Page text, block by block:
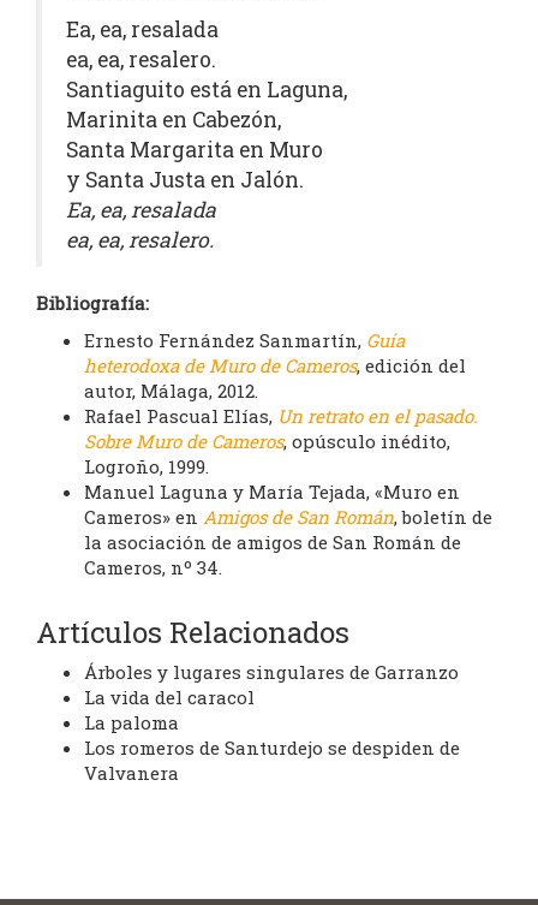
Ea, ea, resalada
ea, ea, resalero.
Santiaguito está en Laguna,
Marinita en Cabezón,
Santa Margarita en Muro
y Santa Justa en Jalón.
Ea, ea, resalada
ea, ea, resalero.
Bibliografía:
Ernesto Fernández Sanmartín, Guía
heterodoxa de Muro de Cameros, edición del
autor, Málaga, 2012.
Rafael Pascual Elías, Un retrato en el pasado.
Sobre Muro de Cameros, opúsculo inédito,
Logroño, 1999.
Manuel Laguna y María Tejada, «Muro en
Cameros» en Amigos de San Román, boletín de
la asociación de amigos de San Román de
Cameros, nº 34.
Artículos Relacionados
Árboles y lugares singulares de Garranzo
La vida del caracol
La paloma
Los romeros de Santurdejo se despiden de
Valvanera